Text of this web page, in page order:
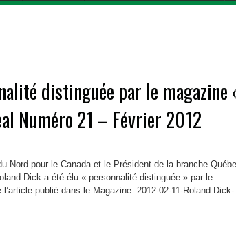
distinguée par le magazine
Numéro 21 – Février 2012
Nord pour le Canada et le Président de la branche
Dick a été élu « personnalité distinguée » par le
publié dans le Magazine: 2012-02-11-Roland Dick-